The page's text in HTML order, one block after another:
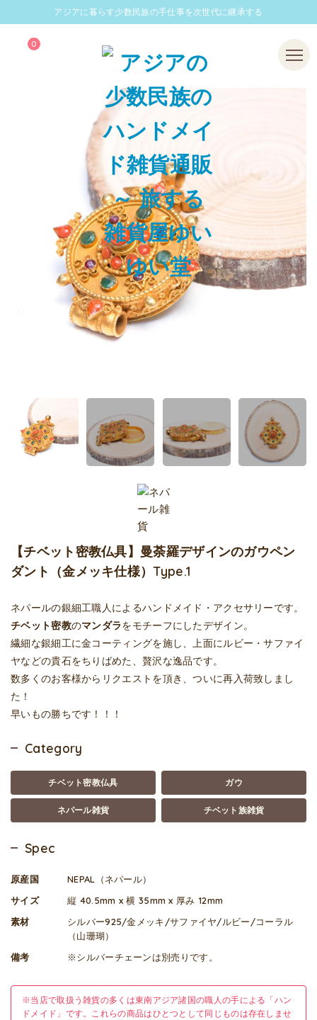
アジアに暮らす少数民族の手仕事を次世代に継承する
0 Menu
【チベット密教仏具】曼荼羅デザインのガウペン
ダント（金メッキ仕様）Type.1
ネパールの銀細工職人によるハンドメイド・アクセサリーです。
チベット密教のマンダラをモチーフにしたデザイン。
繊細な銀細工に金コーティングを施し、上面にルビー・サファイ
ヤなどの貴石をちりばめた、贅沢な逸品です。
数多くのお客様からリクエストを頂き、ついに再入荷致しまし
た！
早いもの勝ちです！！！
Category
チベット密教仏具 ガウ
ネパール雑貨 チベット族雑貨
Spec
原産国
NEPAL（ネパール）
サイズ
縦 40.5mm x 横 35mm x 厚み 12mm
素材
シルバー925/金メッキ/サファイヤ/ルビー/コーラル
（山珊瑚）
備考
※シルバーチェーンは別売りです。
※当店で取扱う雑貨の多くは東南アジア諸国の職人の手による「ハン
ドメイド」です。これらの商品はひとつとして同じものは存在しませ